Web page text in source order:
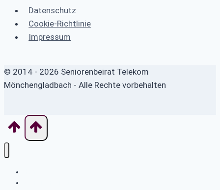
Datenschutz
Cookie-Richtlinie
Impressum
© 2014 - 2026 Seniorenbeirat Telekom
Mönchengladbach - Alle Rechte vorbehalten